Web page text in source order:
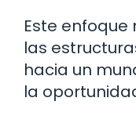
Este
las
hacia un
la